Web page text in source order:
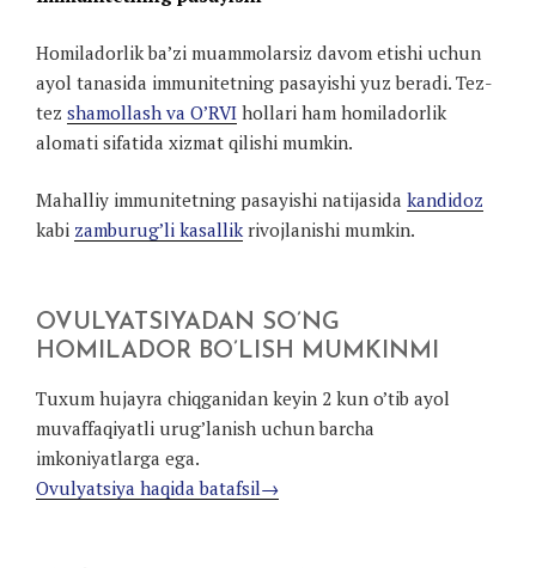
Homiladorlik ba’zi muammolarsiz davom etishi uchun
ayol tanasida immunitetning pasayishi yuz beradi. Tez-
tez shamollash va O’RVI hollari ham homiladorlik
alomati sifatida xizmat qilishi mumkin.
Mahalliy immunitetning pasayishi natijasida kandidoz
kabi zamburug’li kasallikrivojlanishi mumkin.
OVULYATSIYADAN SO’NG
HOMILADOR BO’LISH MUMKINMI
Tuxum hujayra chiqganidan keyin 2 kun o’tib ayol
muvaffaqiyatli urug’lanish uchun barcha
imkoniyatlarga ega.
Ovulyatsiya haqida batafsil→